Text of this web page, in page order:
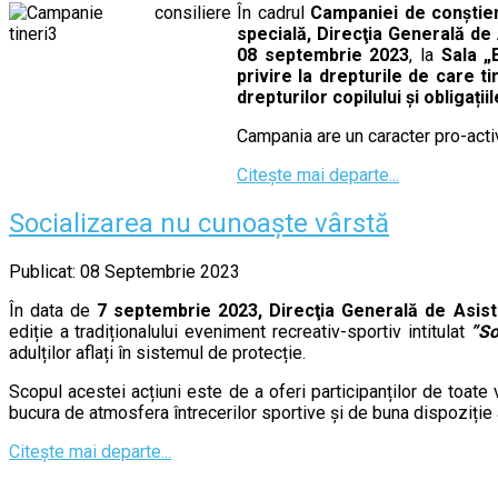
În cadrulCampaniei de
specială, Direcţia Generală
08 septembrie 2023, la Sala
privire la drepturile de care
drepturilor copilului și
Campania are un caracter pro-
Citește mai departe...
Socializarea nu cunoaște vârstă
Publicat: 08 Septembrie 2023
În data de 7 septembrie 2023, Direcţia Generală de
ediție a tradiționalului eveniment recreativ-sportiv intitulat
adulților aflați în sistemul de protecție.
Scopul acestei acțiuni este de a oferi participanților de
bucura de atmosfera întrecerilor sportive și de buna
Citește mai departe...